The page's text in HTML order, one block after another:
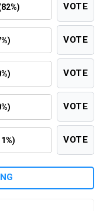
VOTE
VOTE
VOTE
VOTE
VOTE